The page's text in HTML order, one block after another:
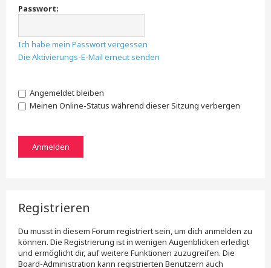
Passwort:
Ich habe mein Passwort vergessen
Die Aktivierungs-E-Mail erneut senden
Angemeldet bleiben
Meinen Online-Status während dieser Sitzung verbergen
Registrieren
Du musst in diesem Forum registriert sein, um dich anmelden zu
können. Die Registrierung ist in wenigen Augenblicken erledigt
und ermöglicht dir, auf weitere Funktionen zuzugreifen. Die
Board-Administration kann registrierten Benutzern auch